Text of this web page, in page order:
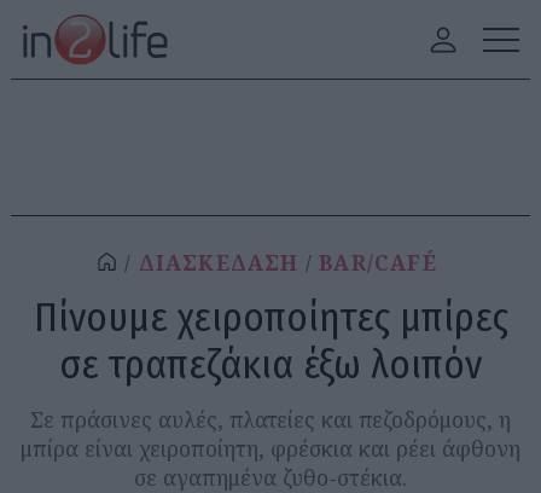
ΔΙΑΣΚΕΔΑΣΗ BAR/CAFÉ
Πίνουμε χειροποίητες μπίρες
σε τραπεζάκια έξω λοιπόν
Σε πράσινες αυλές, πλατείες και πεζοδρόμους, η
μπίρα είναι χειροποίητη, φρέσκια και ρέει άφθονη
σε αγαπημένα ζυθο-στέκια.